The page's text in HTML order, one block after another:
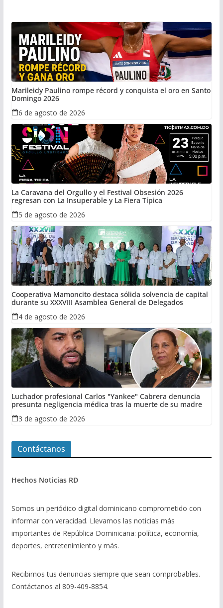
Marileidy Paulino rompe récord y conquista el oro en Santo
Domingo 2026
6 de agosto de 2026
La Caravana del Orgullo y el Festival Obsesión 2026
regresan con La Insuperable y La Fiera Típica
5 de agosto de 2026
Cooperativa Mamoncito destaca sólida solvencia de capital
durante su XXXVIII Asamblea General de Delegados
4 de agosto de 2026
Luchador profesional Carlos "Yankee" Cabrera denuncia
presunta negligencia médica tras la muerte de su madre
3 de agosto de 2026
Contáctanos
Hechos Noticias RD
Somos un periódico digital dominicano comprometido con
informar con veracidad. Llevamos las noticias más
importantes de República Dominicana: política, economía,
deportes, entretenimiento y más.
Recibimos tus denuncias siempre que sean comprobables.
Contáctanos al 809-409-8854.